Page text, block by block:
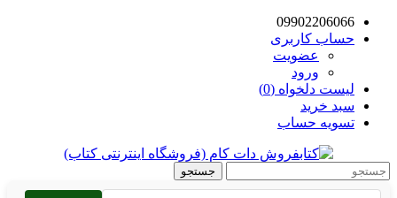
09902206066
حساب کاربری
عضویت
ورود
لیست دلخواه (0)
سبد خرید
تسویه حساب
جستجو